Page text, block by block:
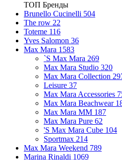
ТОП Бренды
Brunello Cucinelli 504
The row 22
Toteme 116
Yves Salomon 36
Max Mara 1583
`S Max Mara 269
Max Mara Studio 320
Max Mara Collection
Leisure 37
Max Mara Accessories
Max Mara Beachwear
Max Mara MM 187
Max Mara Pure 62
'S Max Mara Cube 104
Sportmax 214
Max Mara Weekend 789
Marina Rinaldi 1069